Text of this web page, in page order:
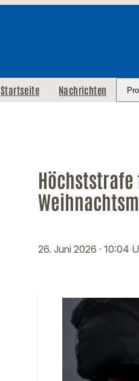
Startseite Nachrichten
Höchststrafe
26. Juni 2026 · 10:04